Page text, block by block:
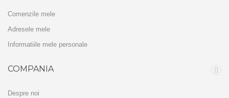
Comenzile mele
Adresele mele
Informatiile mele personale
COMPANIA
Despre noi